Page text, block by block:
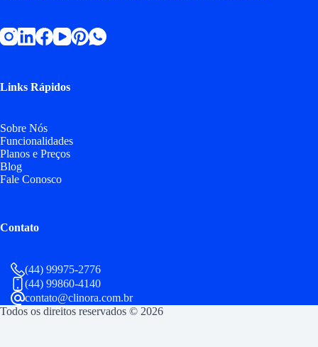
Links Rápidos
Sobre Nós
Funcionalidades
Planos e Preços
Blog
Fale Conosco
Contato
(44) 99975-2776
(44) 99860-4140
contato@clinora.com.br
Todos os direitos reservados © 2026